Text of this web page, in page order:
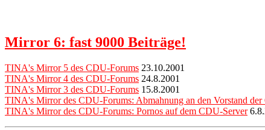
Mirror 6: fast 9000 Beiträge!
TINA's Mirror 5 des CDU-Forums 23.10.2001
TINA's Mirror 4 des CDU-Forums 24.8.2001
TINA's Mirror 3 des CDU-Forums 15.8.2001
TINA's Mirror des CDU-Forums: Abmahnung an den Vorstand
TINA's Mirror des CDU-Forums: Pornos auf dem CDU-Server